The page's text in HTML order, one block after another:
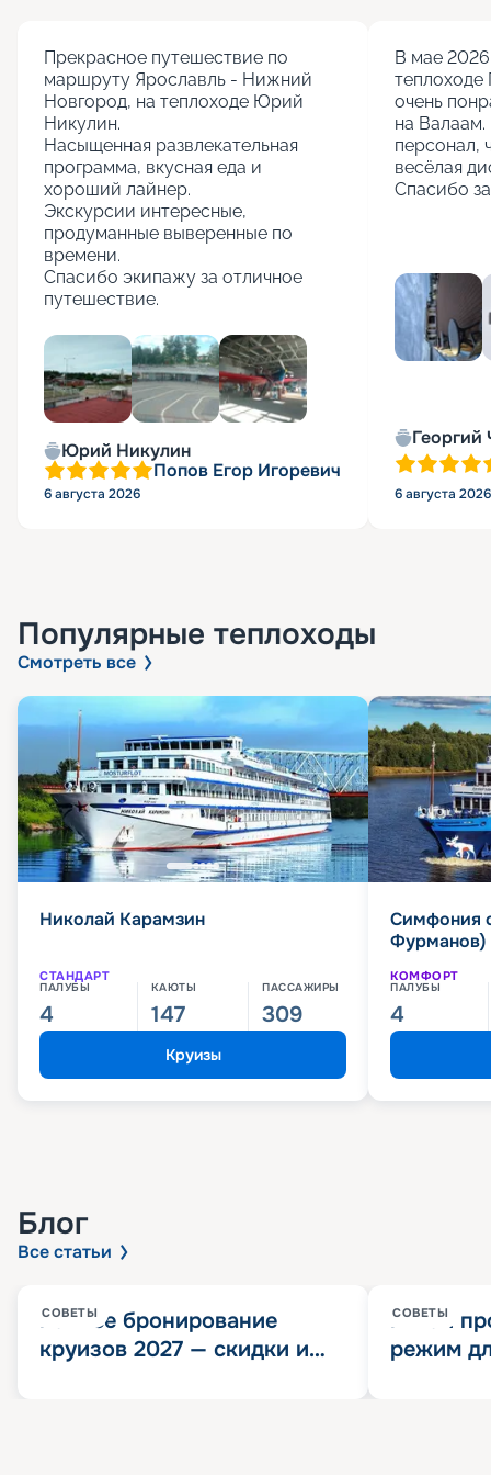
Прекрасное путешествие по
маршруту Ярославль - Нижний
Новгород, на теплоходе Юрий
Никулин.
Насыщенная развлекательная
программа, вкусная еда и
хороший лайнер.
Экскурсии интересные,
продуманные выверенные по
времени.
Спасибо экипажу за отличное
путешествие.
Юрий Никулин
Попов Егор Игоревич
6 августа 2026
В мае
теплоходе
очень
на Валаам.
персонал,
весёлая
Спасибо
Георгий
6 августа 2026
Популярные теплоходы
Смотреть все
Николай Карамзин
СТАНДАРТ
ПАЛУБЫ
4
КАЮТЫ
147
ПАССАЖИРЫ
309
Круизы
Симфония
Фурманов)
КОМФОРТ
ПАЛУБЫ
4
Блог
Все статьи
СОВЕТЫ
Раннее бронирование
круизов 2027 — скидки и
СОВЕТЫ
Китай
режим